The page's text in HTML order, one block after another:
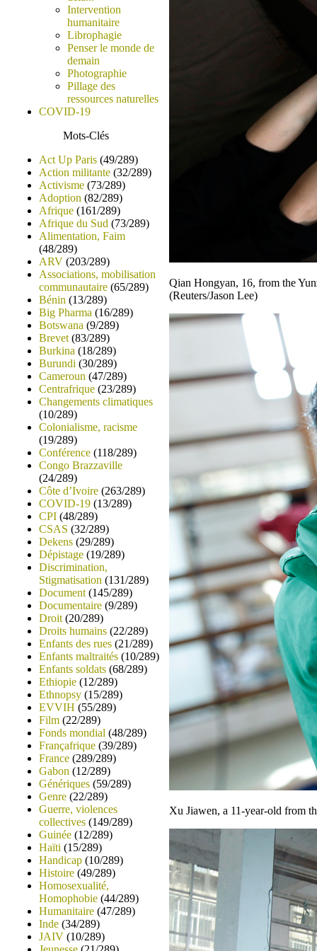
Intervention
humanitaire
Librophagie
Penser le monde de
demain
Photographie
Pillage des
ressources naturelles
COVID-19
Mots-Clés
Act Up Paris (49/289)
Action militante (32/289)
Activisme (73/289)
Adoption (82/289)
Afrique (161/289)
Afrique du Sud (73/289)
Alimentation, Faim
(48/289)
ARV (203/289)
Associations, mobilisation
communautaire (65/289)
Bénin (13/289)
Big Pharma (16/289)
Botswana (9/289)
Brevet (83/289)
Burkina (18/289)
Burundi (30/289)
Cameroun (47/289)
Centrafrique (23/289)
Changements climatiques
(10/289)
Colonialisme, racisme
(19/289)
Conférence (118/289)
Congo Brazzaville
(24/289)
Côte d’Ivoire (263/289)
COVID-19 (13/289)
CPI (48/289)
CSAS (32/289)
Dekens (29/289)
Dépistage (19/289)
Discrimination,
Stigmatisation (131/289)
Document (145/289)
Documentaire (9/289)
Droit (20/289)
Droits humains (22/289)
Enfants des rues (21/289)
Enfants maltraités (10/289)
Enfants soldats (68/289)
Ethiopie (12/289)
Ethnopsy (15/289)
EVVIH (55/289)
Film (22/289)
Fonds mondial (48/289)
Françafrique (39/289)
France (289/289)
Gabon (12/289)
Génériques (59/289)
Genre (22/289)
Guerre, violences
collectives (149/289)
Guinée (12/289)
Haïti (15/289)
Handicap (10/289)
Histoire (49/289)
Homosexualité,
Homophobie (44/289)
Humanitaire (47/289)
Inde (34/289)
JAIV (10/289)
Qian Hongyan, 16, from the
(Reuters/Jason Lee)
Xu Jiawen, a 11-year-old from